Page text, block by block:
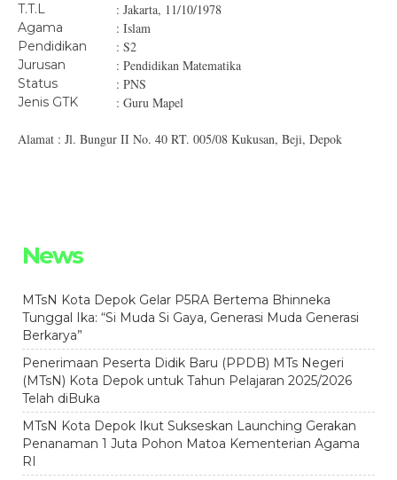
T.T.L : Jakarta, 11/10/1978
Agama : Islam
Pendidikan : S2
Jurusan : Pendidikan Matematika
Status : PNS
Jenis GTK : Guru Mapel
Alamat : Jl. Bungur II No. 40 RT. 005/08 Kukusan, Beji, Depok
News
MTsN Kota Depok Gelar P5RA Bertema Bhinneka
Tunggal Ika: “Si Muda Si Gaya, Generasi Muda Generasi
Berkarya”
Penerimaan Peserta Didik Baru (PPDB) MTs Negeri
(MTsN) Kota Depok untuk Tahun Pelajaran 2025/2026
Telah diBuka
MTsN Kota Depok Ikut Sukseskan Launching Gerakan
Penanaman 1 Juta Pohon Matoa Kementerian Agama
RI